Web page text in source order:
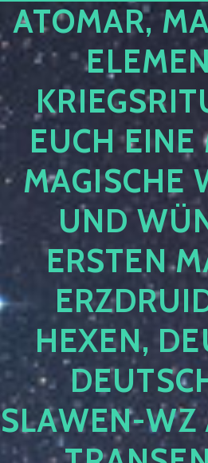
ATOMAR,
EUCH
MAGISCHE
UND
ERSTEN
HEXEN,
SLAWEN-WZ